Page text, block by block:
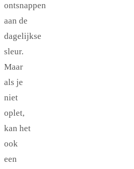
ontsnappen
aan de
dagelijkse
sleur.
Maar
als je
niet
oplet,
kan het
ook
een